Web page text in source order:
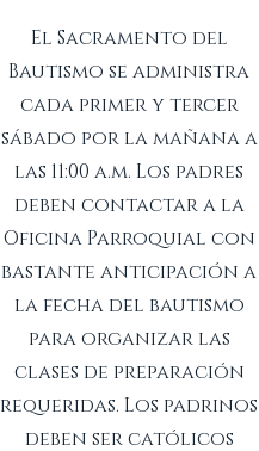
El Sacramento del
Bautismo se administra
cada primer y tercer
sábado por la mañana a
las 11:00 a.m. Los padres
deben contactar a la
Oficina Parroquial con
bastante anticipación a
la fecha del bautismo
para organizar las
clases de preparación
requeridas. Los padrinos
deben ser católicos